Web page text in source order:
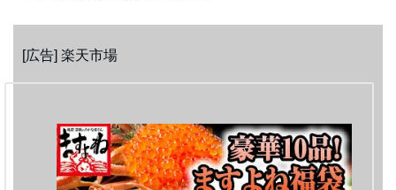
[広告] 楽天市場